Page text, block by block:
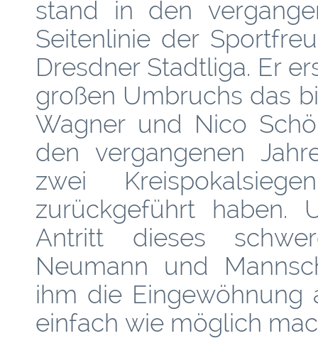
stand in den
Seitenlinie der
Dresdner Stadtliga. Er
großen Umbruchs das
Wagner und Nico
den vergangenen
zwei
zurückgeführt haben.
Antritt dieses
Neumann und
ihm die
einfach wie möglich